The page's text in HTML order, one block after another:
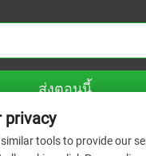
ส่งตอนนี้
privacy
tools to provide our